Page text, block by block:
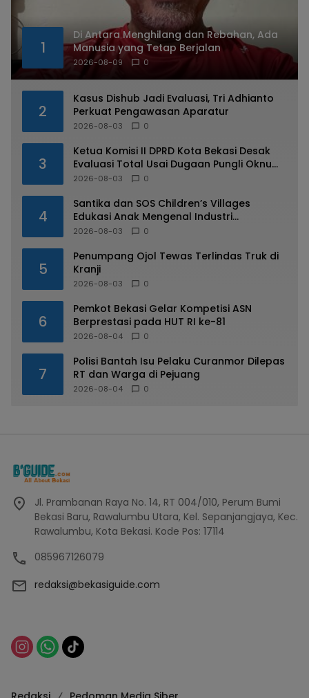
1
Di Antara Menghilang dan Rebahan, Ada
Manusia yang Tetap Berjalan
2026-08-09 0
2
Kasus Dishub Jadi Evaluasi, Tri Adhianto
Perkuat Pengawasan Aparatur
2026-08-03 0
3
Ketua Komisi II DPRD Kota Bekasi Desak
Evaluasi Total Usai Dugaan Pungli Oknum
Dishub Viral
2026-08-03 0
4
Santika dan SOS Children’s Villages
Edukasi Anak Mengenal Industri
Perhotelan
2026-08-03 0
5
Penumpang Ojol Tewas Terlindas Truk di
Kranji
2026-08-03 0
6
Pemkot Bekasi Gelar Kompetisi ASN
Berprestasi pada HUT RI ke-81
2026-08-04 0
7
Polisi Bantah Isu Pelaku Curanmor Dilepas
RT dan Warga di Pejuang
2026-08-04 0
Jl. Prambanan Raya No. 14, RT 004/010, Perum Bumi
Bekasi Baru, Rawalumbu Utara, Kel. Sepanjangjaya, Kec.
Rawalumbu, Kota Bekasi. Kode Pos: 17114
085967126079
redaksi@bekasiguide.com